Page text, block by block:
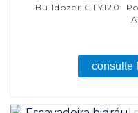
Bulldozer GTY120:
consulte